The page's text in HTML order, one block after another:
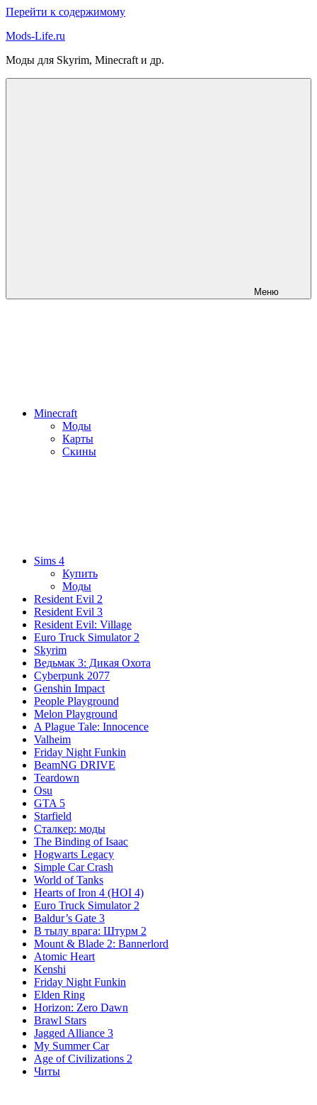
Перейти к содержимому
Mods-Life.ru
Моды для Skyrim, Minecraft и др.
Меню
Minecraft
Моды
Карты
Скины
Sims 4
Купить
Моды
Resident Evil 2
Resident Evil 3
Resident Evil: Village
Euro Truck Simulator 2
Skyrim
Ведьмак 3: Дикая Охота
Cyberpunk 2077
Genshin Impact
People Playground
Melon Playground
A Plague Tale: Innocence
Valheim
Friday Night Funkin
BeamNG DRIVE
Teardown
Osu
GTA 5
Starfield
Сталкер: моды
The Binding of Isaac
Hogwarts Legacy
Simple Car Crash
World of Tanks
Hearts of Iron 4 (HOI 4)
Euro Truck Simulator 2
Baldur’s Gate 3
В тылу врага: Штурм 2
Mount & Blade 2: Bannerlord
Atomic Heart
Kenshi
Friday Night Funkin
Elden Ring
Horizon: Zero Dawn
Brawl Stars
Jagged Alliance 3
My Summer Car
Age of Civilizations 2
Читы